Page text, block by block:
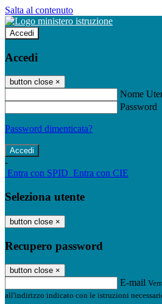
Salta al contenuto
Accedi
Accedi
button close ×
Nome
Password
Password dimenticata?
-
Entra con SPID Entra con CIE
Seleziona utente
button close ×
Recupero password
button close ×
E-mail
all'indirizzo indicato con le istruzioni